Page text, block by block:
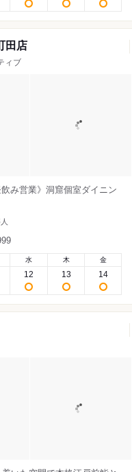
田店
ィブ
み営業》洞窟個室ダイニン
人
水
12
木
13
金
14